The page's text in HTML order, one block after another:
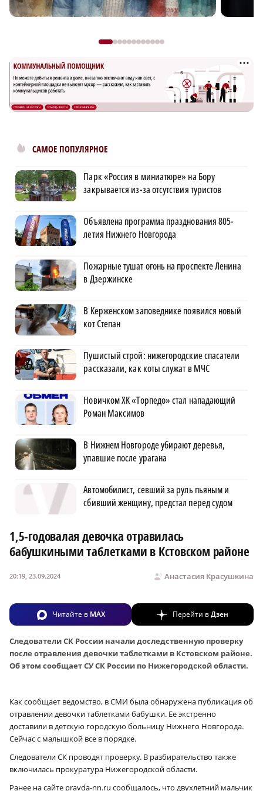
САМОЕ ПОПУЛЯРНОЕ
Парк «Россия в миниатюре» на Бору
закрывается из-за отсутствия туристов
Объявлена программа празднования 805-
летия Нижнего Новгорода
Пожарные тушат огонь на проспекте Ленина
в Дзержинске
В Керженском заповеднике появился новый
кот Степан
Пушистый строй: нижегородские спасатели
рассказали, как коты служат в МЧС
Новичком ХК «Торпедо» стал нападающий
Роман Максимов
В Нижнем Новгороде убирают деревья,
упавшие после урагана
Автомобилист, севший за руль пьяным и
сбивший женщину, предстал перед судом
1,5‑годовалая девочка отравилась
бабушкиными таблетками в Кстовском районе
Анастасия Красушкина
20:19, 23.09.2024
Читайте в MAX Перейти вДзен
Следователи СК России начали доследственную проверку
после отравления девочки таблетками в Кстовском районе.
Об этом сообщает СУ СК России по Нижегородской области.
Как сообщает ведомство, в СМИ была обнаружена публикация об
отравлении девочки таблетками бабушки. Ее экстренно
доставили в детскую городскую больницу Нижнего Новгорода.
Сейчас с малышкой все в порядке.
Следователи СК проводят проверку. В разбирательство также
включилась прокуратура Нижегородской области.
Ранее на сайте pravda-nn.ru сообщалось, что двухлетний мальчик